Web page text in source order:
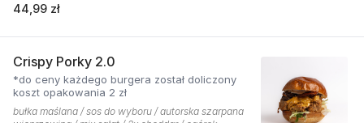
44,99 zł
Crispy Porky 2.0
*do ceny każdego burgera został doliczony
koszt opakowania 2 zł
bułka maślana / sos do wyboru / autorska szarpana